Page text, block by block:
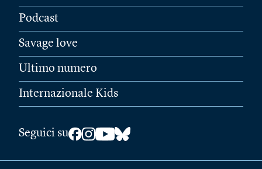
Podcast
Savage love
Ultimo numero
Internazionale Kids
Seguici su